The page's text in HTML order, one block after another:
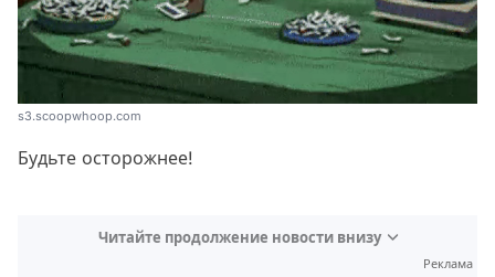
s3.scoopwhoop.com
Будьте осторожнее!
Читайте продолжение новости внизу
Реклама